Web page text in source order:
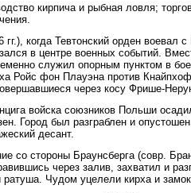
кирпича и рыбная ловля;
когда Тевтонский орден
в центре военных событий.
служил опорным пунктом в
Ройс фон Плауэна против
через косу Фрише-
войска союзников Польши
Город был разграблен и
десант.
со стороны Браунсберга (совр.
через залив, захватил и
Чудом уцелели кирха и замок.